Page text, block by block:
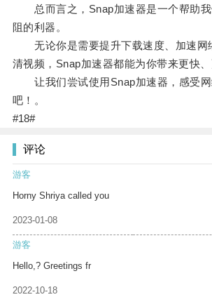
总而言之，Snap加速器是一个帮助我
阻的利器。
无论你是需要提升下载速度、加速网
清视频，Snap加速器都能为你带来更快、
让我们尝试使用Snap加速器，感受网
吧！。
#18#
评论
游客
Horny Shriya called you
2023-01-08
游客
Hello,? Greetings fr
2022-10-18